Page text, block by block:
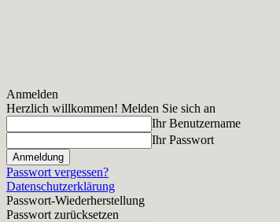
Anmelden
Herzlich willkommen! Melden Sie sich an
Ihr Benutzername
Ihr Passwort
Passwort vergessen?
Datenschutzerklärung
Passwort-Wiederherstellung
Passwort zurücksetzen